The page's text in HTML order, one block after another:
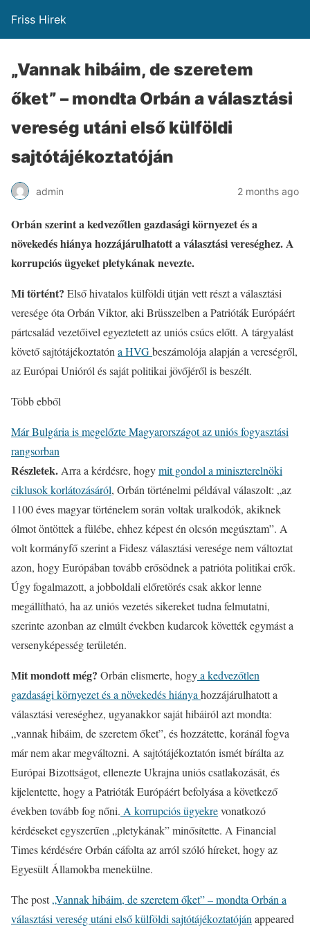
Friss Hirek
„Vannak hibáim, de szeretem
őket” – mondta Orbán a választási
vereség utáni első külföldi
sajtótájékoztatóján
admin 2 months ago
Orbán szerint a kedvezőtlen gazdasági környezet és a
növekedés hiánya hozzájárulhatott a választási vereséghez.A
korrupciós ügyeket pletykának nevezte.
Mi történt? Első hivatalos külföldi útján vett részt a választási
veresége óta Orbán Viktor, aki Brüsszelben a Patrióták Európáért
pártcsalád vezetőivel egyeztetett az uniós csúcs előtt. A tárgyalást
követő sajtótájékoztatón a HVGbeszámolója alapján a vereségről,
az Európai Unióról és saját politikai jövőjéről is beszélt.
Több ebből
Már Bulgária is megelőzte Magyarországot az uniós fogyasztási
rangsorban
Részletek. Arra a kérdésre, hogymit gondol a miniszterelnöki
ciklusok korlátozásáról, Orbán történelmi példával válaszolt: „az
1100 éves magyar történelem során voltak uralkodók, akiknek
ólmot öntöttek a fülébe, ehhez képest én olcsón megúsztam”. A
volt kormányfő szerint a Fidesz választási veresége nem változtat
azon, hogy Európában tovább erősödnek a patrióta politikai erők.
Úgy fogalmazott, a jobboldali előretörés csak akkor lenne
megállítható, ha az uniós vezetés sikereket tudna felmutatni,
szerinte azonban az elmúlt években kudarcok követték egymást a
versenyképesség területén.
Mit mondott még? Orbán elismerte, hogya kedvezőtlen
gazdasági környezet és a növekedés hiánya hozzájárulhatott a
választási vereséghez, ugyanakkor saját hibáiról azt mondta:
„vannak hibáim, de szeretem őket”, és hozzátette, koránál fogva
már nem akar megváltozni. A sajtótájékoztatón ismét bírálta az
Európai Bizottságot, ellenezte Ukrajna uniós csatlakozását, és
kijelentette, hogy a Patrióták Európáért befolyása a következő
években tovább fog nőni. A korrupciós ügyekrevonatkozó
kérdéseket egyszerűen „pletykának” minősítette. A Financial
Times kérdésére Orbán cáfolta az arról szóló híreket, hogy az
Egyesült Államokba menekülne.
The post„Vannak hibáim, de szeretem őket” – mondta Orbán a
választási vereség utáni első külföldi sajtótájékoztatóján appeared